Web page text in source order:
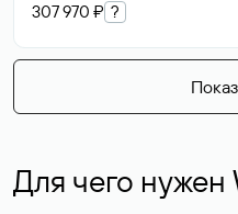
307 970 ₽ ?
Для чего